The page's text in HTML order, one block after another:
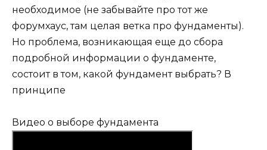
необходимое (не забывайте про тот же
форумхаус, там целая ветка про фундаменты).
Но проблема, возникающая еще до сбора
подробной информации о фундаменте,
состоит в том, какой фундамент выбрать? В
принципе
Видео о выборе фундамента